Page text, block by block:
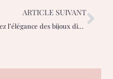
ARTICLE SUIVANT
Adoptez l’élégance des bijoux dinh van